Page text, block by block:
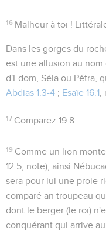
16 Malheur à toi !
Dans les gorges du
est une allusion au
d'Edom, Séla ou Pétra,
Abdias 1.3-4 ; Esaïe 16.1
17 Comparez19.8
19 Comme un lion
12.5 , note), ainsi
sera pour lui une proie
comparé an troupeau
dont le berger (le roi)
conquérant qui arrive